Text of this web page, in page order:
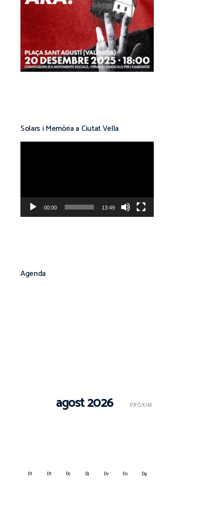
Solars i Memòria a Ciutat Vella
00:00 13:49
Agenda
agost 2026 PRÒXIM
Dl Dt Dc Dj Dv Ds Dg